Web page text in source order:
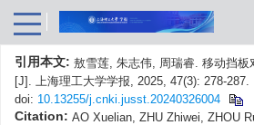
引用本文: 敖雪莲, 朱志伟, 周瑞睿. 移动挡板
[J]. 上海理工大学学报, 2025, 47(3): 278-287.
doi: 10.13255/j.cnki.jusst.20240326004
Citation: AO Xuelian, ZHU Zhiwei, ZHOU